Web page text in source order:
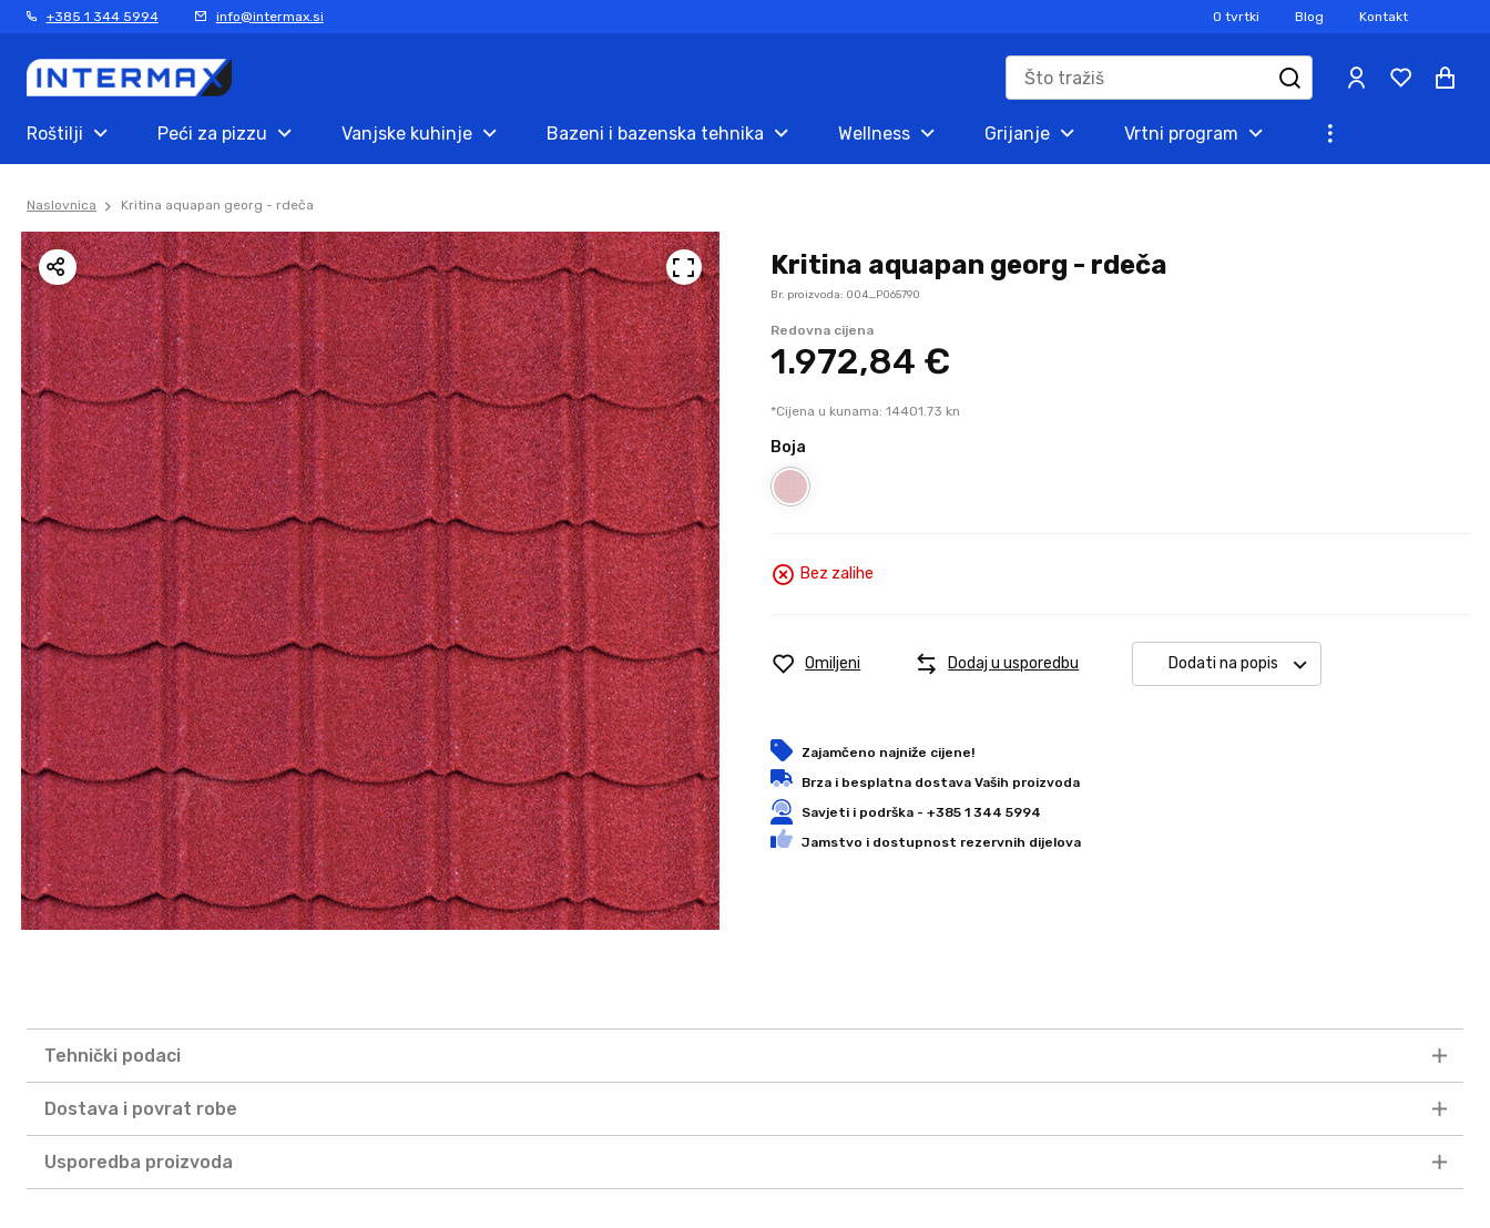
+385 1 344 5994 info@intermax.si O tvrtki Blog Kontakt
Roštilji Peći za pizzu Vanjske kuhinje Bazeni i bazenska tehnika Wellness Grijanje Vrtni program
Naslovnica Kritina aquapan georg - rdeča
Kritina aquapan georg - rdeča
Br. proizvoda: 004_P065790
Redovna cijena
1.972,84 €
*Cijena u kunama: 14401.73 kn
Boja
Bez zalihe
Omiljeni Dodaj u usporedbu Dodati na popis
Zajamčeno najniže cijene!
Brza i besplatna dostava Vaših proizvoda
Savjeti i podrška - +385 1 344 5994
Jamstvo i dostupnost rezervnih dijelova
Tehnički podaci
Dostava i povrat robe
Usporedba proizvoda